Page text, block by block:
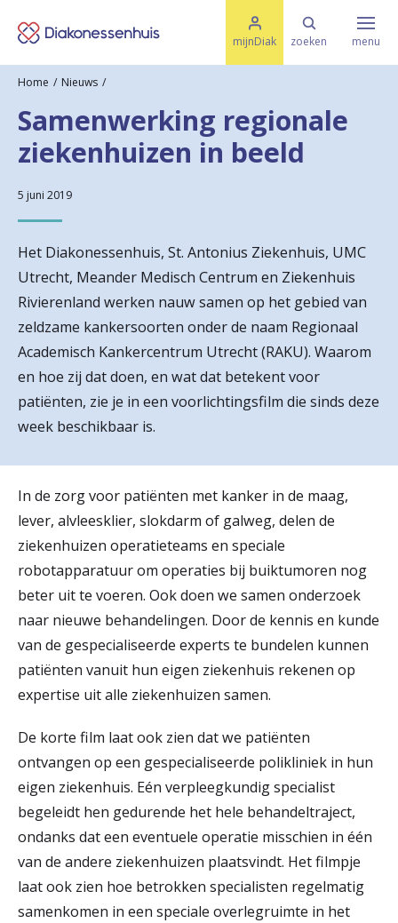
e
mijnDiak zoeken
M
e
menu
Ziektes & Aandoeningen
Spoed
Translate
Zorgverleners
Home Nieuws
Samenwerking regionale
ziekenhuizen in beeld
5 juni 2019
Het Diakonessenhuis, St. Antonius Ziekenhuis, UMC
Utrecht, Meander Medisch Centrum en Ziekenhuis
Rivierenland werken nauw samen op het gebied van
zeldzame kankersoorten onder de naam Regionaal
Academisch Kankercentrum Utrecht (RAKU). Waarom
en hoe zij dat doen, en wat dat betekent voor
patiënten, zie je in een voorlichtingsfilm die sinds deze
week beschikbaar is.
In de zorg voor patiënten met kanker in de maag,
lever, alvleesklier, slokdarm of galweg, delen de
ziekenhuizen operatieteams en speciale
robotapparatuur om operaties bij buiktumoren nog
beter uit te voeren. Ook doen we samen onderzoek
naar nieuwe behandelingen. Door de kennis en kunde
van de gespecialiseerde experts te bundelen kunnen
patiënten vanuit hun eigen ziekenhuis rekenen op
expertise uit alle ziekenhuizen samen.
De korte film laat ook zien dat we patiënten
ontvangen op een gespecialiseerde polikliniek in hun
eigen ziekenhuis. Eén verpleegkundig specialist
begeleidt hen gedurende het hele behandeltraject,
ondanks dat een eventuele operatie misschien in één
van de andere ziekenhuizen plaatsvindt. Het filmpje
laat ook zien hoe betrokken specialisten regelmatig
samenkomen in een speciale overlegruimte in het